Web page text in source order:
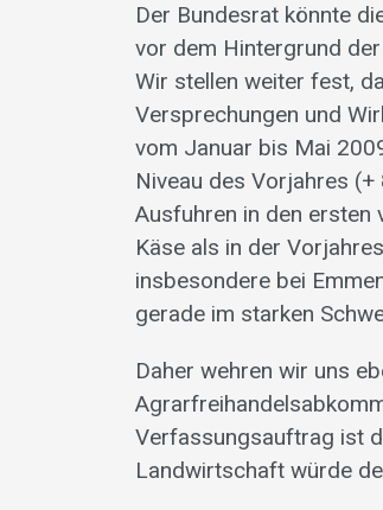
Der Bundesrat könnte
vor dem Hintergrund
Wir stellen weiter fest,
Versprechungen und
vom Januar bis Mai
Niveau des Vorjahres
Ausfuhren in den ersten
Käse als in der
insbesondere bei
gerade im starken
Daher wehren wir uns
Verfassungsauftrag ist
Landwirtschaft würde